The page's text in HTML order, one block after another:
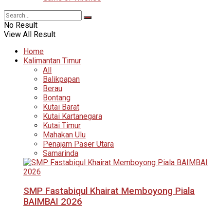
No Result
View All Result
Home
Kalimantan Timur
All
Balikpapan
Berau
Bontang
Kutai Barat
Kutai Kartanegara
Kutai Timur
Mahakan Ulu
Penajam Paser Utara
Samarinda
SMP Fastabiqul Khairat Memboyong Piala
BAIMBAI 2026